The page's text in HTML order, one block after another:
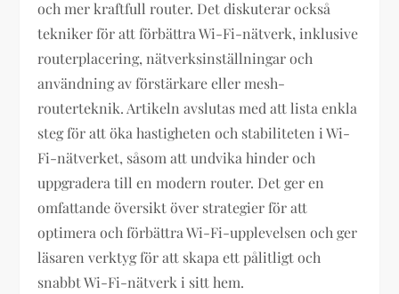
och mer kraftfull router. Det diskuterar också
tekniker för att förbättra Wi-Fi-nätverk, inklusive
routerplacering, nätverksinställningar och
användning av förstärkare eller mesh-
routerteknik. Artikeln avslutas med att lista enkla
steg för att öka hastigheten och stabiliteten i Wi-
Fi-nätverket, såsom att undvika hinder och
uppgradera till en modern router. Det ger en
omfattande översikt över strategier för att
optimera och förbättra Wi-Fi-upplevelsen och ger
läsaren verktyg för att skapa ett pålitligt och
snabbt Wi-Fi-nätverk i sitt hem.